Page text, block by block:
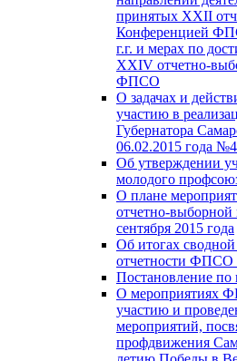
принятых XXII
Конференцией
г.г. и мерах по
XXIV отчетно-
ФПСО
О задачах и
участию в
Губернатора
06.02.2015 года
Об утверждении
молодого
О плане
отчетно-
сентября 2015 года
Об итогах сводной
отчетности ФПСО
Постановление по
О мероприятиях
участию и
мероприятий,
профдвижения